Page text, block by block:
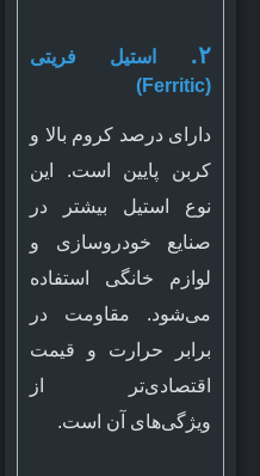
۲.
استیل فریتی
(Ferritic)
دارای درصد کروم بالا و
کربن پایین است. این
نوع استیل بیشتر در
صنایع خودروسازی و
لوازم خانگی استفاده
می‌شود. مقاومت در
برابر حرارت و قیمت
اقتصادی‌تر از
ویژگی‌های آن است.